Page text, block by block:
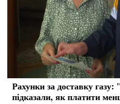
Рахунки за доставку газу:
підказали, як платити